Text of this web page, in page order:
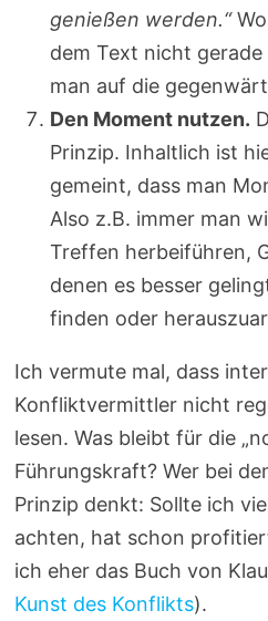
genießen werden.“
dem Text nicht
man auf die
Den Moment nutzen.
Prinzip. Inhaltlich ist
gemeint, dass man
Also z.B. immer man
Treffen herbeiführen,
denen es besser
finden oder
Ich vermute mal, dass
Konfliktvermittler nicht
lesen. Was bleibt für die
Führungskraft? Wer bei
Prinzip denkt: Sollte ich
achten, hat schon
ich eher das Buch von
Kunst des Konflikts).